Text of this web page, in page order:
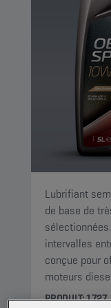
Lubrifiant
de base de
intervalles
conçue pour
moteurs
PRODUIT: 1727